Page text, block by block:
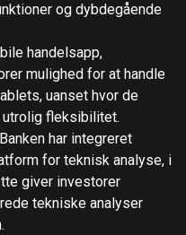
og dybdegående
handelsapp,
mulighed for at handle
uanset hvor de
utrolig fleksibilitet.
Banken har integreret
for teknisk analyse, i
giver investorer
tekniske analyser